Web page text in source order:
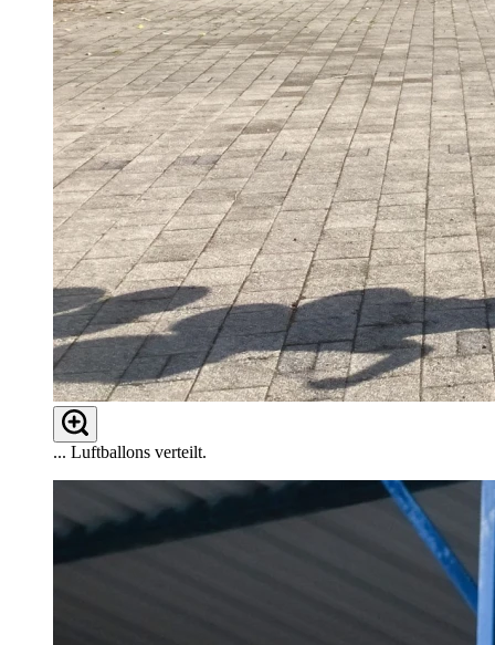
... Luftballons verteilt.